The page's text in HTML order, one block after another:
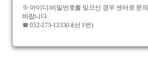
※ 아이디/비밀번호를 잊으신 경우 센터로 문의
바랍니다.
☎ 052-275-1233(내선 1번)